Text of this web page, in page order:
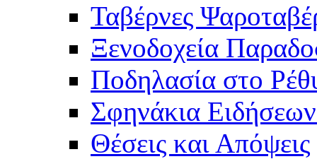
Ταβέρνες
Ξενοδοχεία
Ποδηλασία στο
Σφηνάκια
Θέσεις και Απόψεις